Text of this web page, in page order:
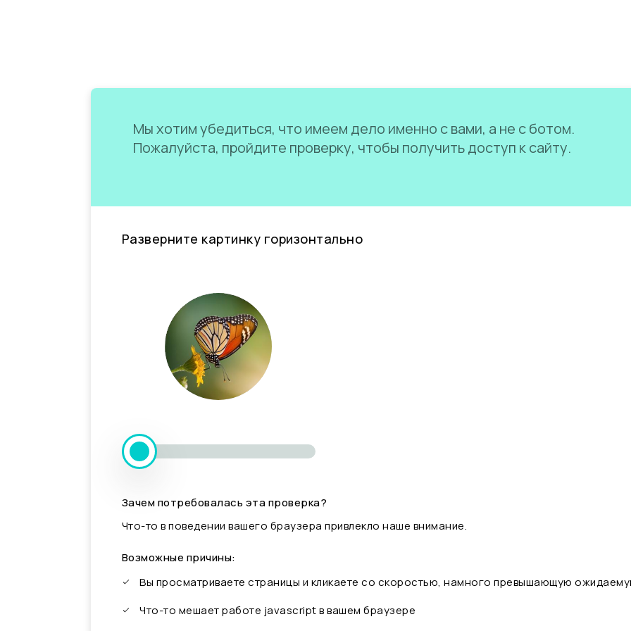
Мы хотим убедиться, что имеем дело именно с вами, а не с ботом.
Пожалуйста, пройдите проверку, чтобы получить доступ к сайту.
Разверните картинку горизонтально
Зачем потребовалась эта проверка?
Что-то в поведении вашего браузера привлекло наше внимание.
Возможные причины:
Вы просматриваете страницы и кликаете со скоростью, намного превышающую
Что-то мешает работе javascript в вашем браузере